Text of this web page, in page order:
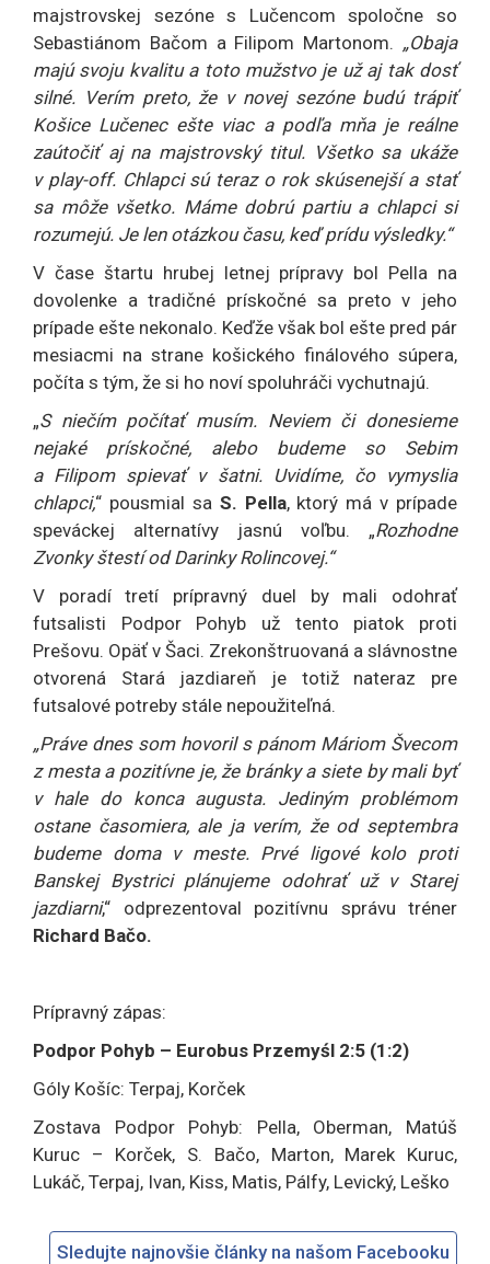
majstrovskej sezóne s Lučencom spoločne so
Sebastiánom Bačom a Filipom Martonom. „Obaja
majú svoju kvalitu a toto mužstvo je už aj tak dosť
silné. Verím preto, že v novej sezóne budú trápiť
Košice Lučenec ešte viac a podľa mňa je reálne
zaútočiť aj na majstrovský titul. Všetko sa ukáže
v play-off. Chlapci sú teraz o rok skúsenejší a stať
sa môže všetko. Máme dobrú partiu a chlapci si
rozumejú. Je len otázkou času, keď prídu výsledky.“
V čase štartu hrubej letnej prípravy bol Pella na
dovolenke a tradičné prískočné sa preto v jeho
prípade ešte nekonalo. Keďže však bol ešte pred pár
mesiacmi na strane košického finálového súpera,
počíta s tým, že si ho noví spoluhráči vychutnajú.
„S niečím počítať musím. Neviem či donesieme
nejaké prískočné, alebo budeme so Sebim
a Filipom spievať v šatni. Uvidíme, čo vymyslia
chlapci,“ pousmial sa S. Pella, ktorý má v prípade
speváckej alternatívy jasnú voľbu. „Rozhodne
Zvonky štestí od Darinky Rolincovej.“
V poradí tretí prípravný duel by mali odohrať
futsalisti Podpor Pohyb už tento piatok proti
Prešovu. Opäť v Šaci. Zrekonštruovaná a slávnostne
otvorená Stará jazdiareň je totiž nateraz pre
futsalové potreby stále nepoužiteľná.
„Práve dnes som hovoril s pánom Máriom Švecom
z mesta a pozitívne je, že bránky a siete by mali byť
v hale do konca augusta. Jediným problémom
ostane časomiera, ale ja verím, že od septembra
budeme doma v meste. Prvé ligové kolo proti
Banskej Bystrici plánujeme odohrať už v Starej
jazdiarni,“ odprezentoval pozitívnu správu tréner
Richard Bačo.
Prípravný zápas:
Podpor Pohyb – Eurobus Przemyśl 2:5 (1:2)
Góly Košíc: Terpaj, Korček
Zostava Podpor Pohyb: Pella, Oberman, Matúš
Kuruc – Korček, S. Bačo, Marton, Marek Kuruc,
Lukáč, Terpaj, Ivan, Kiss, Matis, Pálfy, Levický, Leško
Sledujte najnovšie články na našom Facebooku